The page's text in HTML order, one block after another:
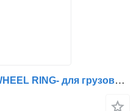
Маховик Mitsubishi - FLYWHEEL RING- для грузовика Mitsubishi FUSO CANTER